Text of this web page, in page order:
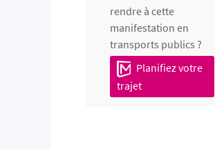
rendre à cette
manifestation en
transports publics ?
Planifiez votre
trajet